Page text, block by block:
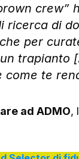
crew”
ricerca di
per
trapianto
come te
ad ADMO,